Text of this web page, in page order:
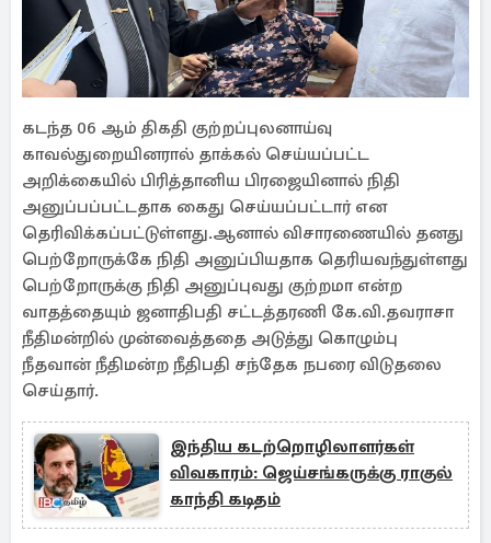
கடந்த 06 ஆம் திகதி குற்றப்புலனாய்வு
காவல்துறையினரால் தாக்கல் செய்யப்பட்ட
அறிக்கையில் பிரித்தானிய பிரஜையினால் நிதி
அனுப்பப்பட்டதாக கைது செய்யப்பட்டார் என
தெரிவிக்கப்பட்டுள்ளது.ஆனால் விசாரணையில் தனது
பெற்றோருக்கே நிதி அனுப்பியதாக தெரியவந்துள்ளது
பெற்றோருக்கு நிதி அனுப்புவது குற்றமா என்ற
வாதத்தையும் ஜனாதிபதி சட்டத்தரணி கே.வி.தவராசா
நீதிமன்றில் முன்வைத்ததை அடுத்து கொழும்பு
நீதவான் நீதிமன்ற நீதிபதி சந்தேக நபரை விடுதலை
செய்தார்.
இந்திய கடற்றொழிலாளர்கள்
விவகாரம்: ஜெய்சங்கருக்கு ராகுல்
காந்தி கடிதம்